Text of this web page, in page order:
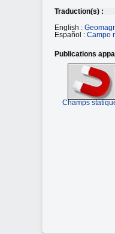
Traduction(s) :
English :
Español : Campo
Publications
Champs